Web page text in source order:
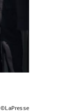
©LaPresse